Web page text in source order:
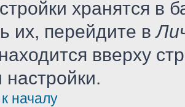
хранятся в
их, перейдите в
вверху
настройки.
началу